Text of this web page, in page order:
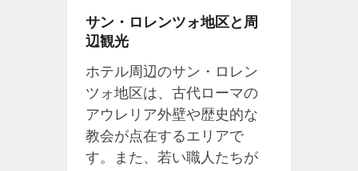
サン・ロレンツォ地区と周
辺観光
ホテル周辺のサン・ロレン
ツォ地区は、古代ローマの
アウレリア外壁や歴史的な
教会が点在するエリアで
す。また、若い職人たちが